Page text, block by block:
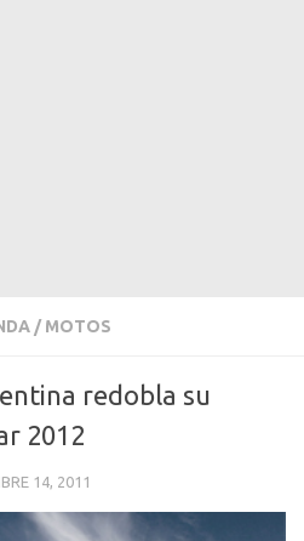
/ MOTOS
redobla su
2012
14, 2011